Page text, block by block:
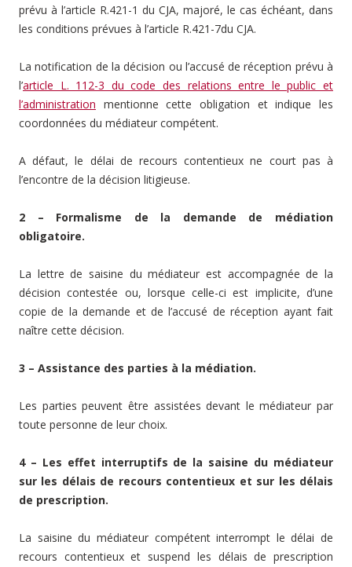
prévu à l’article R.421-1 du CJA, majoré, le cas échéant, dans
les conditions prévues à l’article R.421-7du CJA.
La notification de la décision ou l’accusé de réception prévu à
l’article L. 112-3 du code des relations entre le public et
l’administration mentionne cette obligation et indique les
coordonnées du médiateur compétent.
A défaut, le délai de recours contentieux ne court pas à
l’encontre de la décision litigieuse.
2 – Formalisme de la demande de médiation
obligatoire.
La lettre de saisine du médiateur est accompagnée de la
décision contestée ou, lorsque celle-ci est implicite, d’une
copie de la demande et de l’accusé de réception ayant fait
naître cette décision.
3 – Assistance des parties à la médiation.
Les parties peuvent être assistées devant le médiateur par
toute personne de leur choix.
4 – Les effet interruptifs de la saisine du médiateur
sur les délais de recours contentieux et sur les délais
de prescription.
La saisine du médiateur compétent interrompt le délai de
recours contentieux et suspend les délais de prescription